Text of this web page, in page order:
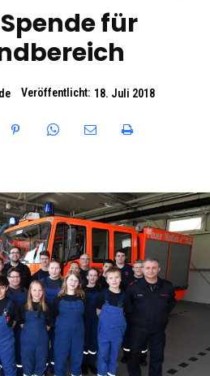
für
Veröffentlicht: 18. Juli 2018